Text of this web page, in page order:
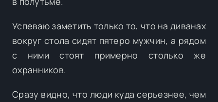
Успеваю заметить только то, что на диванах
вокруг стола сидят пятеро мужчин, а рядом
с ними стоят примерно столько же
охранников.
Сразу видно, что люди куда серьезнее, чем